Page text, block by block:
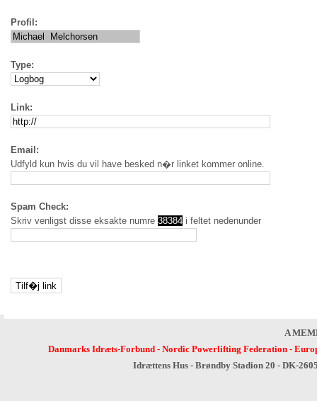
Profil:
Type:
Link:
Email:
Udfyld kun hvis du vil have besked n�r linket kommer online.
Spam Check:
Skriv venligst disse eksakte numre 38384 i feltet nedenunder
A
Danmarks Idræts-Forbund- Nordic Powerlifting Federation-
Idrættens Hus - Brøndby Stadion 20 - DK-